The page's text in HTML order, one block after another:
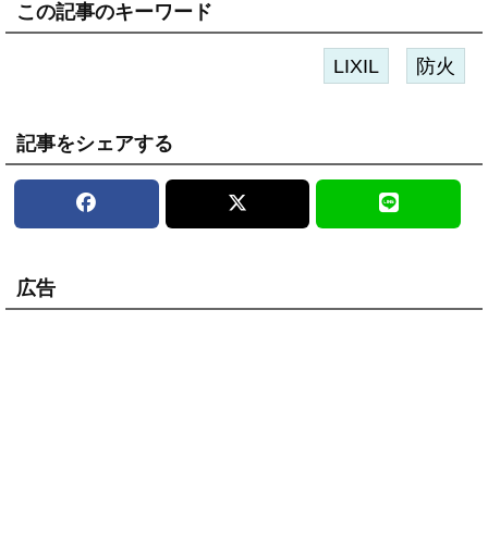
この記事のキーワード
LIXIL 防火
記事をシェアする
広告